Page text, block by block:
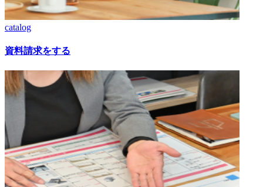
catalog
資料請求をする